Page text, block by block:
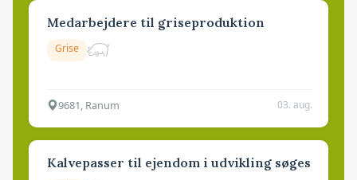
Medarbejdere til griseproduktion
Grise
9681, Ranum 03. aug.
Kalvepasser til ejendom i udvikling søges